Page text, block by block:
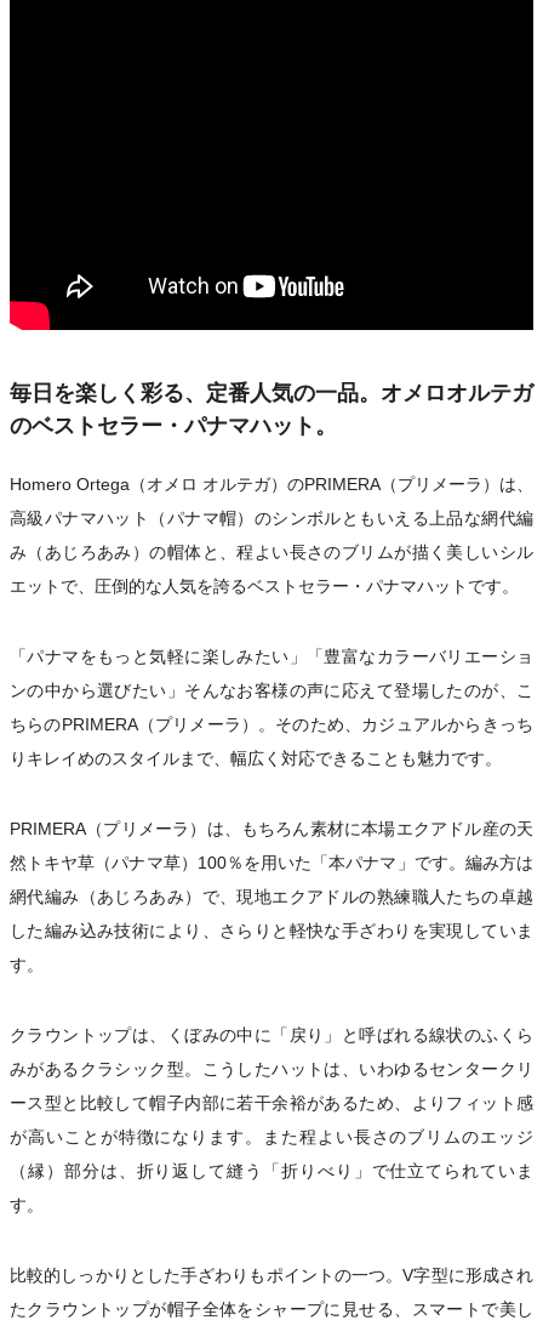
毎日を楽しく彩る、定番人気の一品。オメロオルテガ
のベストセラー・パナマハット。
Homero Ortega（オメロ オルテガ）のPRIMERA（プリメーラ）は、
高級パナマハット（パナマ帽）のシンボルともいえる上品な網代編
み（あじろあみ）の帽体と、程よい長さのブリムが描く美しいシル
エットで、圧倒的な人気を誇るベストセラー・パナマハットです。
「パナマをもっと気軽に楽しみたい」「豊富なカラーバリエーショ
ンの中から選びたい」そんなお客様の声に応えて登場したのが、こ
ちらのPRIMERA（プリメーラ）。そのため、カジュアルからきっち
りキレイめのスタイルまで、幅広く対応できることも魅力です。
PRIMERA（プリメーラ）は、もちろん素材に本場エクアドル産の天
然トキヤ草（パナマ草）100％を用いた「本パナマ」です。編み方は
網代編み（あじろあみ）で、現地エクアドルの熟練職人たちの卓越
した編み込み技術により、さらりと軽快な手ざわりを実現していま
す。
クラウントップは、くぼみの中に「戻り」と呼ばれる線状のふくら
みがあるクラシック型。こうしたハットは、いわゆるセンタークリ
ース型と比較して帽子内部に若干余裕があるため、よりフィット感
が高いことが特徴になります。また程よい長さのブリムのエッジ
（縁）部分は、折り返して縫う「折りべり」で仕立てられていま
す。
比較的しっかりとした手ざわりもポイントの一つ。V字型に形成され
たクラウントップが帽子全体をシャープに見せる、スマートで美し